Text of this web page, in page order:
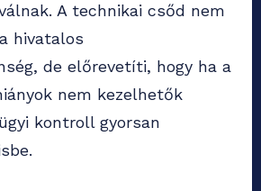
A technikai csőd nem
hivatalos
de előrevetíti, hogy ha a
nem kezelhetők
kontroll gyorsan